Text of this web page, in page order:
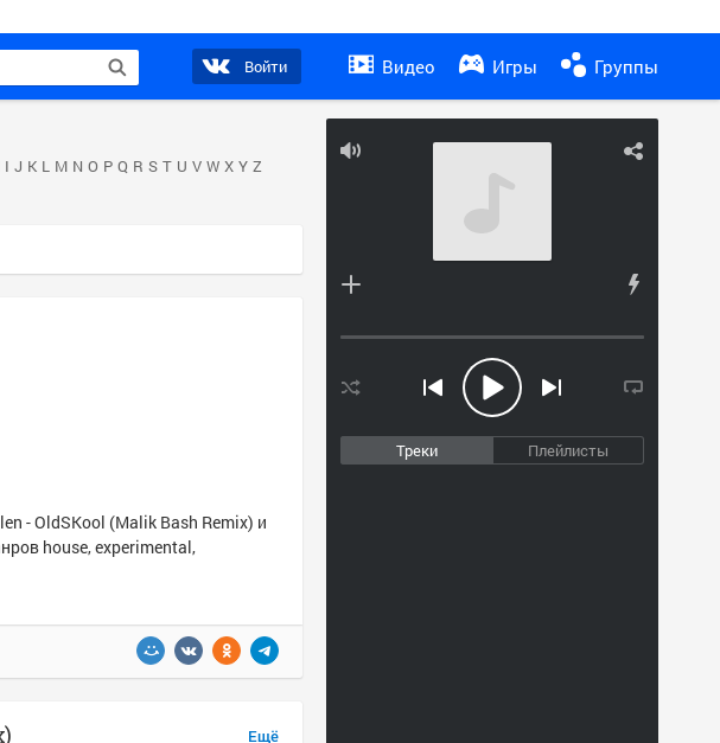
Войти Видео Игры Группы
Треки Плейлисты
I J K L M N O P Q R S T U V W X Y Z
- OldSKool (Malik Bash Remix) и
house, experimental,
Ещё